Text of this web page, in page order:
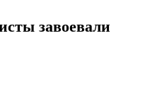
завоевали